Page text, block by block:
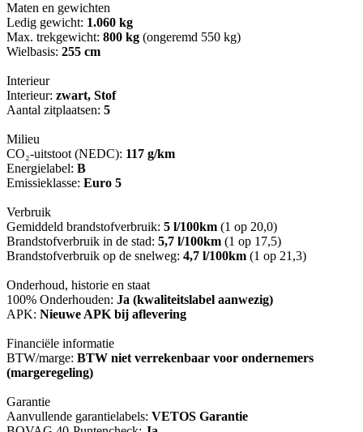
Maten en gewichten
Ledig gewicht: 1.060 kg
Max. trekgewicht: 800 kg (ongeremd 550 kg)
Wielbasis: 255 cm
Interieur
Interieur: zwart, Stof
Aantal zitplaatsen: 5
Milieu
CO₂-uitstoot (NEDC): 117 g/km
Energielabel: B
Emissieklasse: Euro 5
Verbruik
Gemiddeld brandstofverbruik: 5 l/100km (1 op 20,0)
Brandstofverbruik in de stad: 5,7 l/100km (1 op 17,5)
Brandstofverbruik op de snelweg: 4,7 l/100km (1 op 21,3)
Onderhoud, historie en staat
100% Onderhouden: Ja (kwaliteitslabel aanwezig)
APK: Nieuwe APK bij aflevering
Financiële informatie
BTW/marge: BTW niet verrekenbaar voor ondernemers
(margeregeling)
Garantie
Aanvullende garantielabels: VETOS Garantie